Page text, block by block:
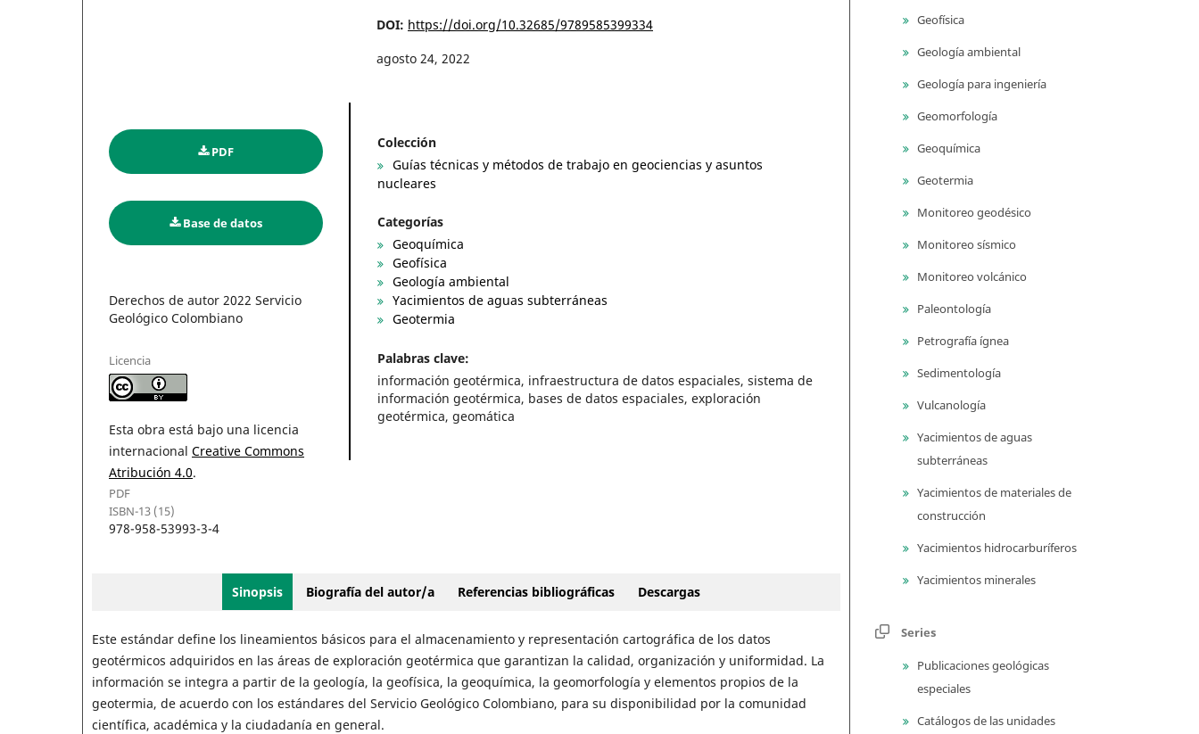
DOI: https://doi.org/10.32685/9789585399334
agosto 24, 2022
PDF
Base de datos
Derechos de autor 2022 Servicio
Geológico Colombiano
Licencia
Esta obra está bajo una licencia
internacional Creative Commons
Atribución 4.0.
PDF
ISBN-13 (15)
978-958-53993-3-4
Colección
Guías técnicas y métodos de trabajo en geociencias y asuntos
nucleares
Categorías
Geoquímica
Geofísica
Geología ambiental
Yacimientos de aguas subterráneas
Geotermia
Palabras clave:
información geotérmica, infraestructura de datos espaciales, sistema de
información geotérmica, bases de datos espaciales, exploración
geotérmica, geomática
Sinopsis Biografía del autor/a Referencias bibliográficas Descargas
Este estándar define los lineamientos básicos para el almacenamiento y representación cartográfica de los datos
geotérmicos adquiridos en las áreas de exploración geotérmica que garantizan la calidad, organización y uniformidad. La
información se integra a partir de la geología, la geofísica, la geoquímica, la geomorfología y elementos propios de la
geotermia, de acuerdo con los estándares del Servicio Geológico Colombiano, para su disponibilidad por la comunidad
científica, académica y la ciudadanía en general.
Geofísica
Geología ambiental
Geología para ingeniería
Geomorfología
Geoquímica
Geotermia
Monitoreo geodésico
Monitoreo sísmico
Monitoreo volcánico
Paleontología
Petrografía ígnea
Sedimentología
Vulcanología
Yacimientos de aguas
subterráneas
Yacimientos de materiales de
construcción
Yacimientos hidrocarburíferos
Yacimientos minerales
Series
Publicaciones geológicas
especiales
Catálogos de las unidades